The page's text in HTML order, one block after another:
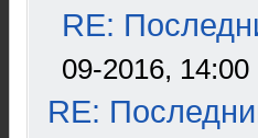
RE:
09-2016, 14:00
RE: